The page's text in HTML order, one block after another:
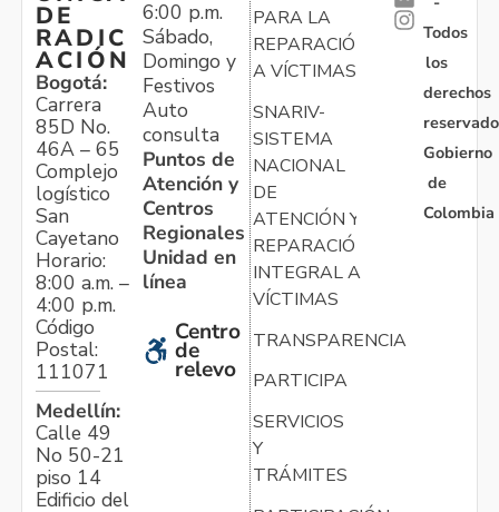
DE
RADIC
ACIÓN
Bogotá:
Carrera
85D No.
46A – 65
Complejo
logístico
San
Cayetano
Horario:
8:00 a.m. –
4:00 p.m.
Código
Postal:
111071
Medellín:
Calle 49
No 50-21
piso 14
Edificio del
6:00 p.m.
Sábado,
Domingo y
Festivos
Auto
consulta
Puntos de
Atención y
Centros
Regionales
Unidad en
línea
Centro
de
relevo
PARA LA
REPARACIÓN
A VÍCTIMAS
SNARIV-
SISTEMA
NACIONAL
DE
ATENCIÓN Y
REPARACIÓN
INTEGRAL A
VÍCTIMAS
TRANSPARENCIA
PARTICIPA
SERVICIOS
Y
TRÁMITES
Todos
los
derechos
Gobierno
de
Colombia